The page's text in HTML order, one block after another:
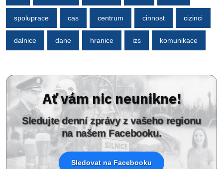
spoluprace cas centrum cinnost cizinci
dalnice dane hranice izs komunikace
Ať vám nic neunikne!
Sledujte denní zprávy z vašeho regionu
na našem Facebooku.
Sledovat na Facebooku